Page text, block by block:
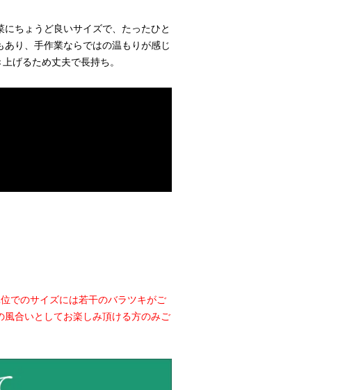
ちょうど良いサイズで、たったひと
り、手作業ならではの温もりが感じ
げるため丈夫で長持ち。
でのサイズには若干のバラツキがご
合いとしてお楽しみ頂ける方のみご